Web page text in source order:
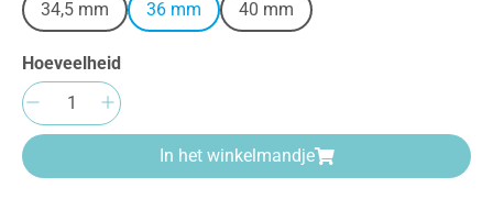
34,5 mm 36 mm 40 mm
Hoeveelheid
Producthoeveelheid: Voer de gewenste
In het winkelmandje